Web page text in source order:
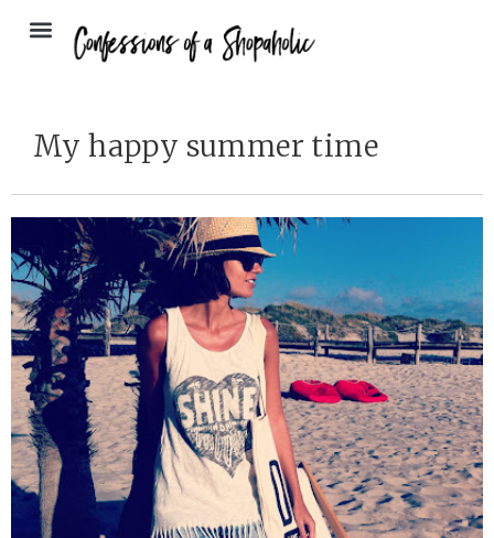
My happy summer time